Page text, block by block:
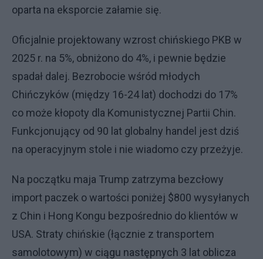
oparta na eksporcie załamie się.
Oficjalnie projektowany wzrost chińskiego PKB w
2025 r. na 5%, obniżono do 4%, i pewnie będzie
spadał dalej. Bezrobocie wśród młodych
Chińczyków (między 16-24 lat) dochodzi do 17%
co może kłopoty dla Komunistycznej Partii Chin.
Funkcjonujący od 90 lat globalny handel jest dziś
na operacyjnym stole i nie wiadomo czy przeżyje.
Na początku maja Trump zatrzyma bezcłowy
import paczek o wartości poniżej $800 wysyłanych
z Chin i Hong Kongu bezpośrednio do klientów w
USA. Straty chińskie (łącznie z transportem
samolotowym) w ciągu następnych 3 lat oblicza